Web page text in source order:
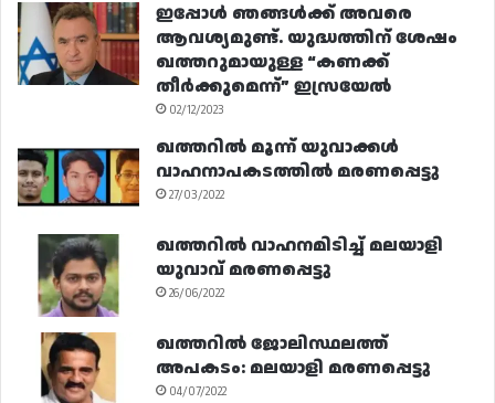
ഇപ്പോൾ ഞങ്ങൾക്ക് അവരെ
ആവശ്യമുണ്ട്. യുദ്ധത്തിന് ശേഷം
ഖത്തറുമായുള്ള “കണക്ക്
തീർക്കുമെന്ന്” ഇസ്രയേൽ
02/12/2023
ഖത്തറിൽ മൂന്ന് യുവാക്കൾ
വാഹനാപകടത്തിൽ മരണപ്പെട്ടു
27/03/2022
ഖത്തറിൽ വാഹനമിടിച്ച് മലയാളി
യുവാവ് മരണപ്പെട്ടു
26/06/2022
ഖത്തറിൽ ജോലിസ്ഥലത്ത്
അപകടം: മലയാളി മരണപ്പെട്ടു
04/07/2022